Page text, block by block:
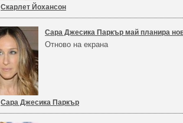
Скарлет Йохансон
Сара Джесика Паркър май планира
Отново на екрана
Сара Джесика Паркър